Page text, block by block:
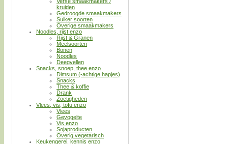
kruiden
Gedroogde smaakmakers
Suiker soorten
Overige smaakmakers
Noodles, rijst enzo
Rijst & Granen
Meelsoorten
Bonen
Noodles
Deegvellen
Snacks, snoep, thee enzo
Dimsum (-achtige hapjes)
Snacks
Thee & koffie
Drank
Zoetigheden
Vlees, vis, tofu enzo
Vlees
Gevogelte
Vis enzo
Sojaproducten
Overig vegetarisch
Keukengerei, kennis enzo